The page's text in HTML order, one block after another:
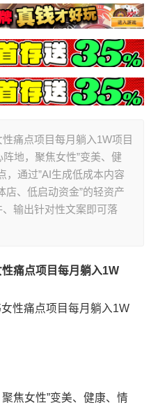
痛点项目每月躺入1W项目
地，聚焦女性”变美、健
，通过”AI生成低成本内容
店、低启动资金”的轻资产
输出针对性文案即可落
痛点项目每月躺入1W
焦女性”变美、健康、情